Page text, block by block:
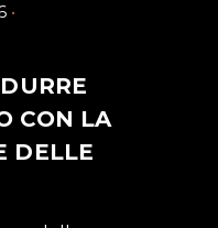
CON LA
DELLE